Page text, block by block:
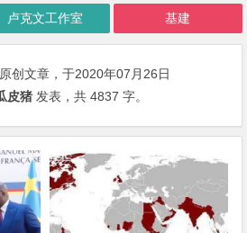
卢克文工作室 基建
创文章，于2020年07月26日
皮猪 发表，共 4837 字。